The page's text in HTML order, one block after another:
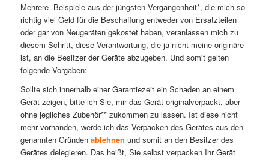
Mehrere Beispiele aus der jüngsten Vergangenheit*, die mich so
richtig viel Geld für die Beschaffung entweder von Ersatzteilen
oder gar von Neugeräten gekostet haben, veranlassen mich zu
diesem Schritt, diese Verantwortung, die ja nicht meine originäre
ist, an die Besitzer der Geräte abzugeben. Und somit gelten
folgende Vorgaben:
Sollte sich innerhalb einer Garantiezeit ein Schaden an einem
Gerät zeigen, bitte ich Sie, mir das Gerät originalverpackt, aber
ohne jegliches Zubehör** zukommen zu lassen. Ist diese nicht
mehr vorhanden, werde ich das Verpacken des Gerätes aus den
genannten Gründen ablehnen und somit an den Besitzer des
Gerätes delegieren. Das heißt, Sie selbst verpacken Ihr Gerät